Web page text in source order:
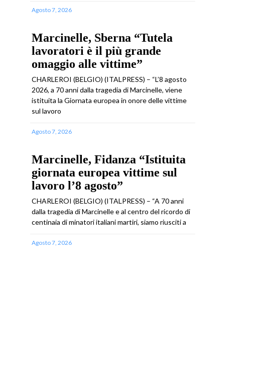
Agosto 7, 2026
Marcinelle, Sberna “Tutela
lavoratori è il più grande
omaggio alle vittime”
CHARLEROI (BELGIO) (ITALPRESS) – “L’8 agosto
2026, a 70 anni dalla tragedia di Marcinelle, viene
istituita la Giornata europea in onore delle vittime
sul lavoro
Agosto 7, 2026
Marcinelle, Fidanza “Istituita
giornata europea vittime sul
lavoro l’8 agosto”
CHARLEROI (BELGIO) (ITALPRESS) – “A 70 anni
dalla tragedia di Marcinelle e al centro del ricordo di
centinaia di minatori italiani martiri, siamo riusciti a
Agosto 7, 2026